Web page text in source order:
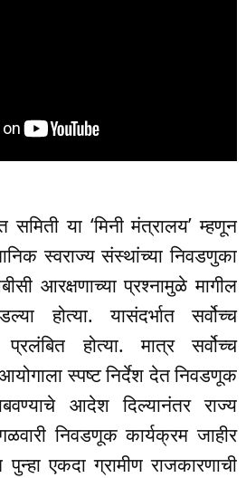
समिती या ‘मिनी मंत्रालय’ म्हणून
स्वराज्य संस्थांच्या निवडणुका
आरक्षणाच्या प्रश्नामुळे मागील
होत्या. यासंदर्भात सर्वोच्च
प्रलंबित होत्या. मात्र सर्वोच्च
स्पष्ट निर्देश देत निवडणूक
आदेश दिल्यानंतर राज्य
निवडणूक कार्यक्रम जाहीर
एकदा ग्रामीण राजकारणाची